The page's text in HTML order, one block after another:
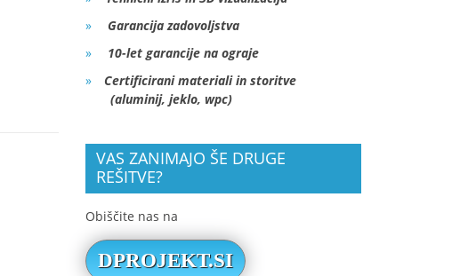
Garancija zadovoljstva
10-let garancije na ograje
Certificirani materiali in storitve
(aluminij, jeklo, wpc)
VAS ZANIMAJO ŠE DRUGE
REŠITVE?
Obiščite nas na
DPROJEKT.SI